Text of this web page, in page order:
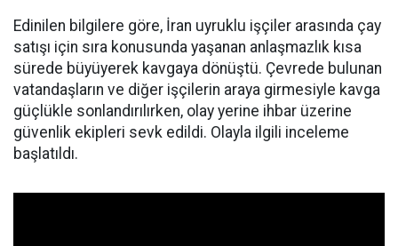
Edinilen bilgilere göre, İran uyruklu işçiler arasında çay
satışı için sıra konusunda yaşanan anlaşmazlık kısa
sürede büyüyerek kavgaya dönüştü. Çevrede bulunan
vatandaşların ve diğer işçilerin araya girmesiyle kavga
güçlükle sonlandırılırken, olay yerine ihbar üzerine
güvenlik ekipleri sevk edildi. Olayla ilgili inceleme
başlatıldı.